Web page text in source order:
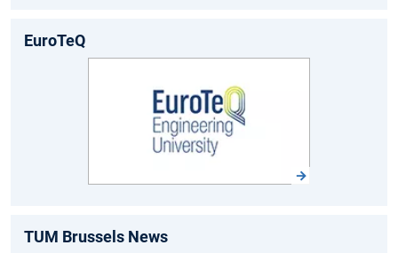
EuroTeQ
TUM Brussels News